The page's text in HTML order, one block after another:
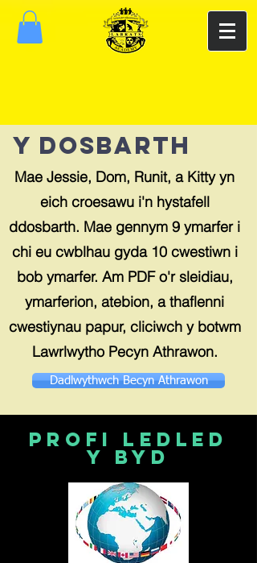
Y DOSBARTH
Mae Jessie, Dom, Runit, a Kitty yn
eich croesawu i'n hystafell
ddosbarth. Mae gennym 9 ymarfer i
chi eu cwblhau gyda 10 cwestiwn i
bob ymarfer. Am PDF o'r sleidiau,
ymarferion, atebion, a thaflenni
cwestiynau papur, cliciwch y botwm
Lawrlwytho Pecyn Athrawon.
Dadlwythwch Becyn Athrawon
profi ledled
y byd